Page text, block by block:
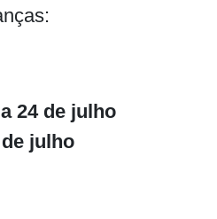
24 de julho
julho